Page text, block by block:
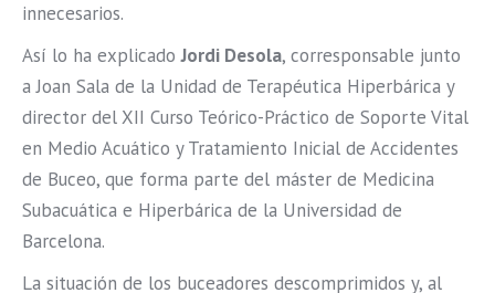
innecesarios.
Así lo ha explicadoJordi Desola, corresponsable junto
a Joan Sala de la Unidad de Terapéutica Hiperbárica y
director del XII Curso Teórico-Práctico de Soporte Vital
en Medio Acuático y Tratamiento Inicial de Accidentes
de Buceo, que forma parte del máster de Medicina
Subacuática e Hiperbárica de la Universidad de
Barcelona.
La situación de los buceadores descomprimidos y, al